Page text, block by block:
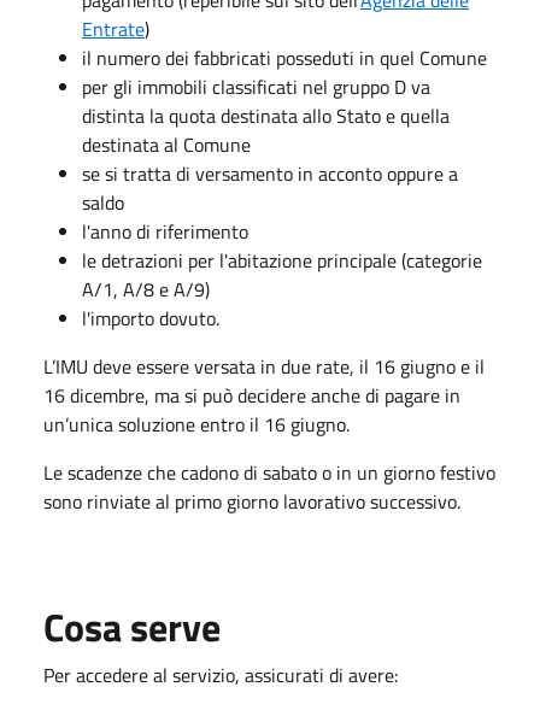
Entrate)
il numero dei fabbricati posseduti in quel Comune
per gli immobili classificati nel gruppo D va
distinta la quota destinata allo Stato e quella
destinata al Comune
se si tratta di versamento in acconto oppure a
saldo
l'anno di riferimento
le detrazioni per l'abitazione principale (categorie
A/1, A/8 e A/9)
l'importo dovuto.
L’IMU deve essere versata in due rate, il 16 giugno e il
16 dicembre, ma si può decidere anche di pagare in
un’unica soluzione entro il 16 giugno.
Le scadenze che cadono di sabato o in un giorno festivo
sono rinviate al primo giorno lavorativo successivo.
Cosa serve
Per accedere al servizio, assicurati di avere: